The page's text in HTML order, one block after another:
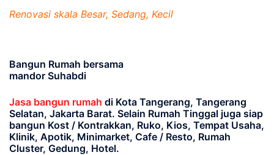
Renovasi skala Besar, Sedang, Kecil
Bangun Rumah bersama
mandor Suhabdi
Jasa bangun rumah di Kota Tangerang, Tangerang
Selatan, Jakarta Barat. Selain Rumah Tinggal juga siap
bangun Kost / Kontrakkan, Ruko, Kios, Tempat Usaha,
Klinik, Apotik, Minimarket, Cafe / Resto, Rumah
Cluster, Gedung, Hotel.